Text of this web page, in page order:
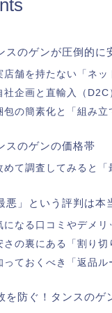
スのゲンが圧倒的に
店舗を持たない「ネ
社企画と直輸入（
包の簡素化と「組み
スのゲンの価格帯
めて調査してみると「
悪」という評判は
になる口コミやデメリ
さの裏にある「割り切
っておくべき「返品
を防ぐ！タンスのゲ